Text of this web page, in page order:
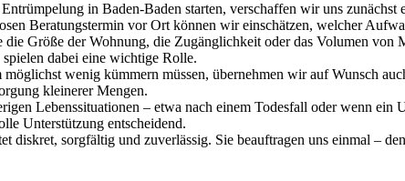
in Baden-Baden starten, verschaffen wir uns zunächst
Beratungstermin vor Ort können wir einschätzen, welcher
die Größe der Wohnung, die Zugänglichkeit oder das Volumen von
spielen dabei eine wichtige Rolle.
wenig kümmern müssen, übernehmen wir auf Wunsch
kleinerer Mengen.
Lebenssituationen – etwa nach einem Todesfall oder wenn ein
Unterstützung entscheidend.
diskret, sorgfältig und zuverlässig. Sie beauftragen uns einmal –